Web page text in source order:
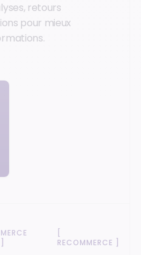
retours
pour mieux
RECOMMERCE